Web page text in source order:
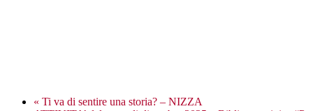
« Ti va di sentire una storia? – NIZZA